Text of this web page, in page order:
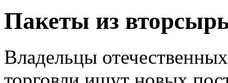
Пакеты из
Владельцы